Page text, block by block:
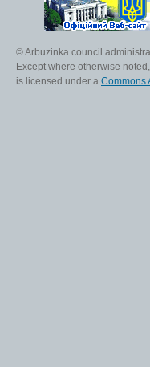
© Arbuzinka council
Except where otherwise
is licensed under a Commons